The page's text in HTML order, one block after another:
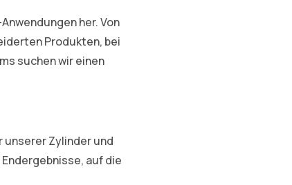
her. Von
Produkten, bei
suchen wir einen
unserer Zylinder und
auf die